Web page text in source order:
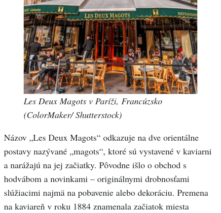
Les Deux Magots v Paríži, Francúzsko
(ColorMaker/ Shutterstock)
Názov „Les Deux Magots“ odkazuje na dve orientálne
postavy nazývané „magots“, ktoré sú vystavené v kaviarni
a narážajú na jej začiatky. Pôvodne išlo o obchod s
hodvábom a novinkami – originálnymi drobnosťami
slúžiacimi najmä na pobavenie alebo dekoráciu. Premena
na kaviareň v roku 1884 znamenala začiatok miesta